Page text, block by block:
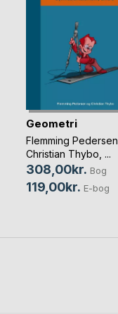
Geometri
Flemming Pedersen
Christian Thybo , ...
308,00kr. Bog
119,00kr. E-bog